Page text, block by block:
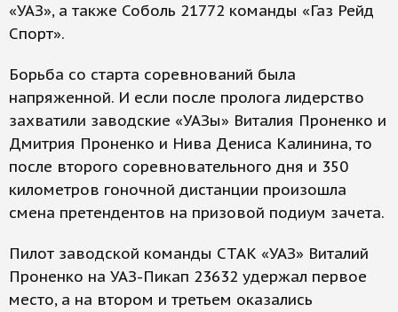
«УАЗ», а также Соболь 21772 команды «Газ Рейд
Спорт».
Борьба со старта соревнований была
напряженной. И если после пролога лидерство
захватили заводские «УАЗы» Виталия Проненко и
Дмитрия Проненко и Нива Дениса Калинина, то
после второго соревновательного дня и 350
километров гоночной дистанции произошла
смена претендентов на призовой подиум зачета.
Пилот заводской команды СТАК «УАЗ» Виталий
Проненко на УАЗ-Пикап 23632 удержал первое
место, а на втором и третьем оказались